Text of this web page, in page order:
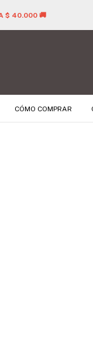
$ 40.000 🚚
CÓMO COMPRAR